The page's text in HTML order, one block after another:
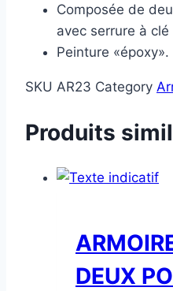
Composée de
avec serrure à
Peinture «époxy».
SKU AR23 Category
Produits
DEUX